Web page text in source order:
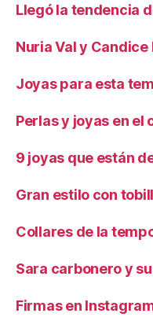
Llegó la tendencia
Nuria Val y Candice
Joyas para esta
Perlas y joyas en el
9 joyas que están
Gran estilo con
Collares de la
Sara carbonero y
Firmas en